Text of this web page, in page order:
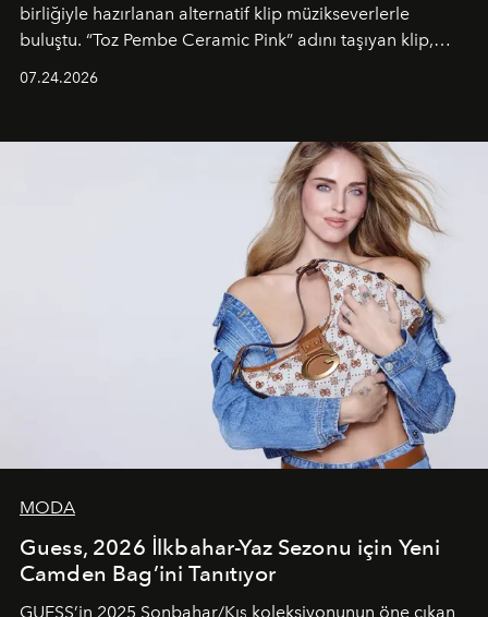
birliğiyle hazırlanan alternatif klip müzikseverlerle
buluştu. “Toz Pembe Ceramic Pink” adını taşıyan klip,
unsurlarından biri olarak öne çıkıyor.
07.24.2026
MODA
Guess, 2026 İlkbahar-Yaz Sezonu için Yeni
Camden Bag’ini Tanıtıyor
GUESS’in 2025 Sonbahar/Kış koleksiyonunun öne çıkan